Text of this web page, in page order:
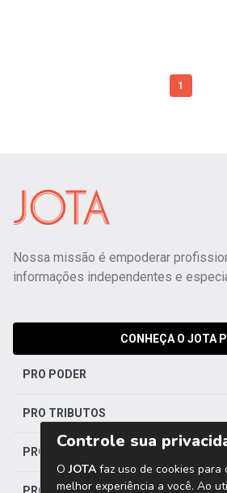
1
Nossa missão é empoderar
informações independentes e
CONHEÇA O JOTA
PRO PODER
PRO TRIBUTOS
PRO TRABALHISTA